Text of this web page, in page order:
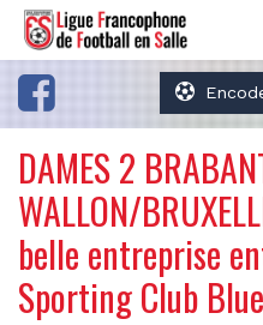
DAMES 2
WALLON/
belle entreprise
Sporting Club